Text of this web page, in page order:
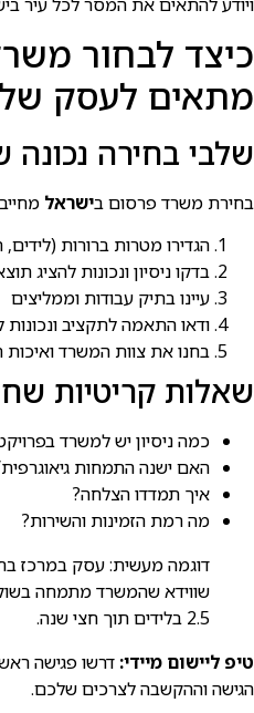
כיצד לבחור
מתאים לעסק
שלבי בחירה
בחירת משרד פרסום בישראל
הגדירו מטרות ברורות
בדקו ניסיון ונכונות להציג
עיינו בתיק עבודות וממליצים
ודאו התאמה לתקציב ונכונות
בחנו את צוות המשרד
שאלות קריטיות
כמה ניסיון יש למשרד
האם ישנה התמחות
איך תמדדו הצלחה?
מה רמת הזמינות והשירות?
דוגמה מעשית: עסק במרכז
שווידא שהמשרד מתמחה
2.5 בלידים תוך חצי שנה.
טיפ ליישום מיידי: דרשו פגישה
הגישה וההקשבה לצרכים שלכם.